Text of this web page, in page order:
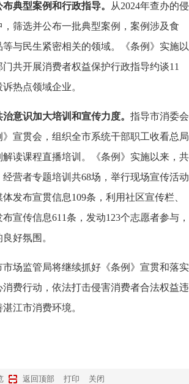
典型案例和行政指导。 从2024年查办的侵
筛选并公布一批典型案例，案例涉及食
与民生紧密相关的领域。《条例》实施以
共开展消费者权益保护行政指导约谈11
热点领域企业。
意识加大培训和宣传力度。 指导市消委会
宣贯会，组织全市系统干部职工收看总局
读课程直播培训。《条例》实施以来，共
营者专题培训共68场，举行现场宣传活动
发布宣贯信息109条，利用社区宣传栏、
宣传信息611条，发动123个志愿者参与，
好氛围。
监管局将继续抓好《条例》宣贯和落实
费行动，依法打击侵害消费者合法权益违
江市消费环境。
返回顶部 打印 关闭